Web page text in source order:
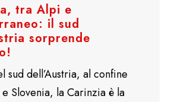
tra Alpi e
il sud
sorprende
sud dell’Austria, al confine
Slovenia, la Carinzia è la